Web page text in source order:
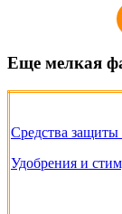
Еще мелкая
Средства
Удобрения и